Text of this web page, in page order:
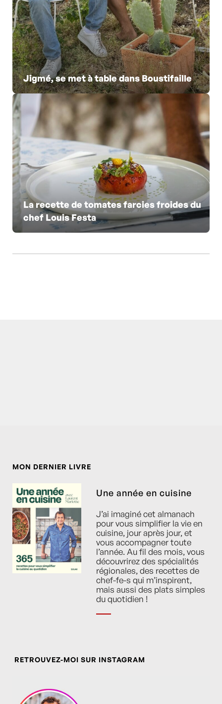
Jigmé, se met à table dans Boustifaille
La recette de tomates farcies froides du
chef Louis Festa
MON DERNIER LIVRE
Une année en cuisine
J’ai imaginé cet almanach
pour vous simplifier la vie en
cuisine, jour après jour, et
vous accompagner toute
l’année. Au fil des mois, vous
découvrirez des spécialités
régionales, des recettes de
chef-fe-s qui m’inspirent,
mais aussi des plats simples
du quotidien !
RETROUVEZ-MOI SUR INSTAGRAM